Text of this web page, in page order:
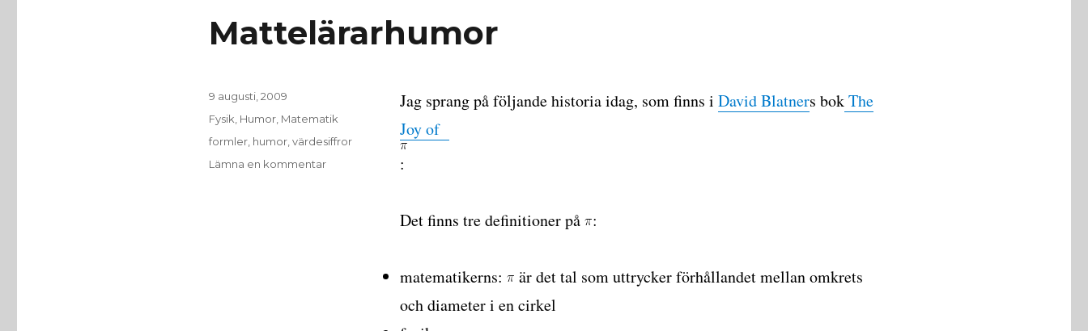
Mattelärarhumor
Jag sprang på följande historia idag, som finns iDavid Blatners bokThe
Joy of
:
Det finns tre definitioner på :
matematikerns: är det tal som uttrycker förhållandet mellan omkrets
och diameter i en cirkel
Publicerat
den
9 augusti, 2009
Kategorier
Fysik Humor, Matematik
Etiketter
formler, humor, värdesiffror
Lämna en kommentartill